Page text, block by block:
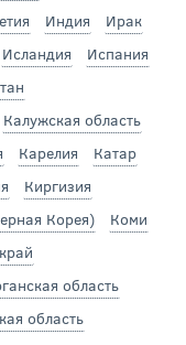
Индия
Ирак
Исландия
Испания
Калужская область
Карелия
Катар
Киргизия
Корея)
Коми
область
область